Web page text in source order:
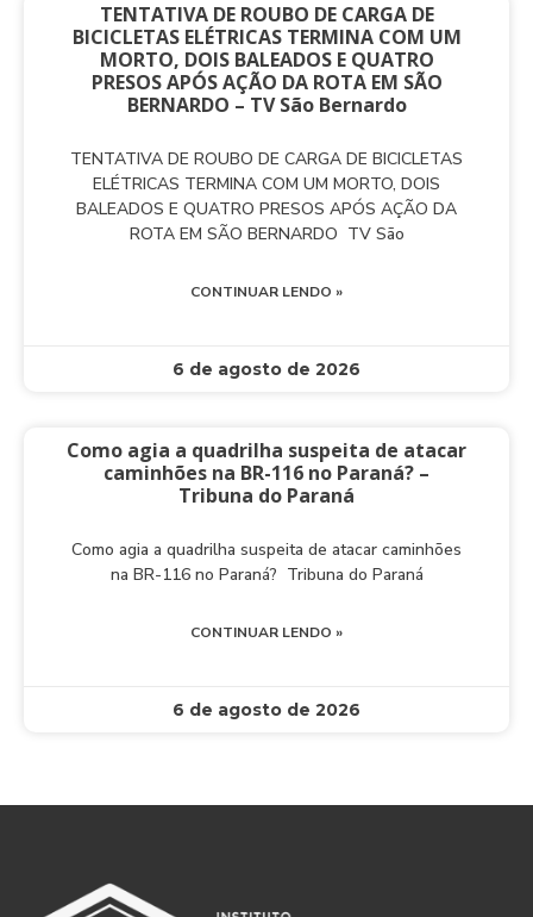
TENTATIVA DE ROUBO DE CARGA DE
BICICLETAS ELÉTRICAS TERMINA COM UM
MORTO, DOIS BALEADOS E QUATRO
PRESOS APÓS AÇÃO DA ROTA EM SÃO
BERNARDO – TV São Bernardo
TENTATIVA DE ROUBO DE CARGA DE BICICLETAS
ELÉTRICAS TERMINA COM UM MORTO, DOIS
BALEADOS E QUATRO PRESOS APÓS AÇÃO DA
ROTA EM SÃO BERNARDO TV São
CONTINUAR LENDO »
6 de agosto de 2026
Como agia a quadrilha suspeita de atacar
caminhões na BR-116 no Paraná? –
Tribuna do Paraná
Como agia a quadrilha suspeita de atacar caminhões
na BR-116 no Paraná? Tribuna do Paraná
CONTINUAR LENDO »
6 de agosto de 2026